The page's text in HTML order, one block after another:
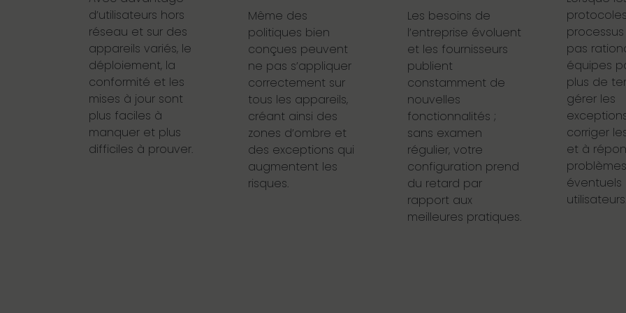
d’utilisateurs hors
réseau et sur des
appareils variés, le
déploiement, la
conformité et les
mises à jour sont
plus faciles à
manquer et plus
difficiles à prouver.
Même des
politiques bien
conçues peuvent
ne pas s’appliquer
correctement sur
tous les appareils,
créant ainsi des
zones d’ombre et
des exceptions qui
augmentent les
risques.
Les besoins de
l’entreprise évoluent
et les fournisseurs
publient
constamment de
nouvelles
fonctionnalités ;
sans examen
régulier, votre
configuration prend
du retard par
rapport aux
meilleures pratiques.
pas
équipes
plus de
gérer les
corriger
et à
problèmes
éventuels
utilisateurs.